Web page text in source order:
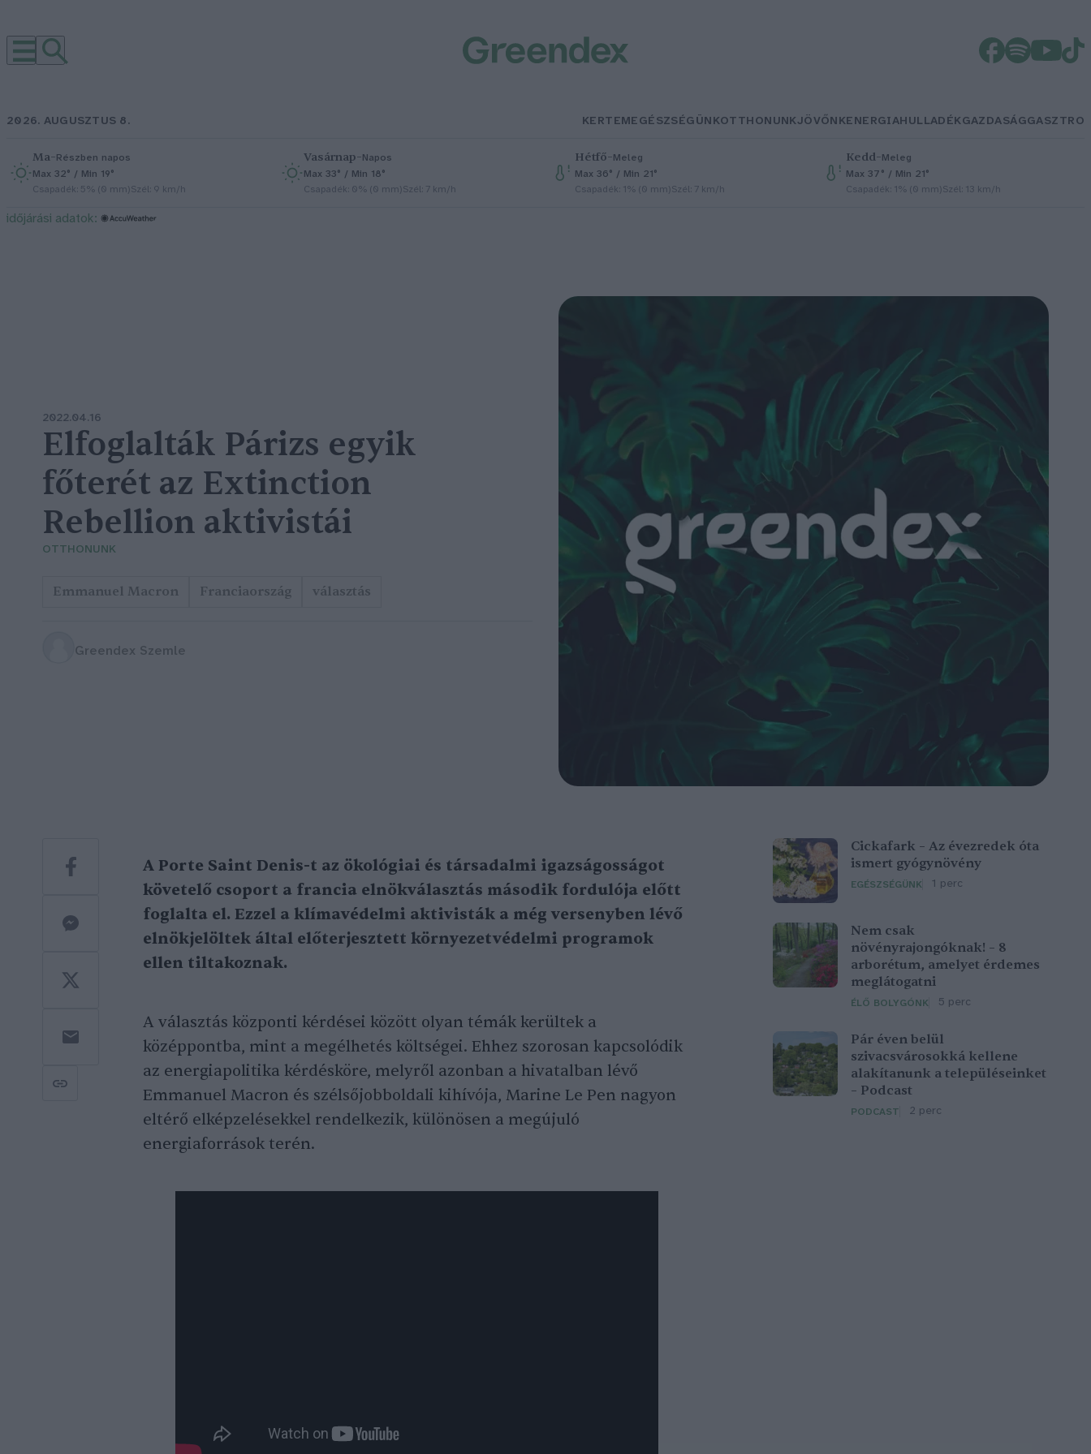
2026. AUGUSZTUS 8. KERTEMEGÉSZSÉGÜNKOTTHONUNKJÖVŐNKENERGIAHULLADÉKGAZDASÁGGASZTRO
Ma–Részben napos
Max 32° / Min 19°
Csapadék: 5% (0 mm)Szél: 9 km/h
Vasárnap–Napos
Max 33° / Min 18°
Csapadék: 0% (0 mm)Szél: 7 km/h
Hétfő–Meleg
Max 36° / Min 21°
Csapadék: 1% (0 mm)Szél: 7 km/h
Kedd–Meleg
Max 37° / Min 21°
Csapadék: 1% (0 mm)Szél: 13 km/h
időjárási adatok:
2022.04.16
Elfoglalták Párizs egyik
főterét az Extinction
Rebellion aktivistái
OTTHONUNK
Emmanuel Macron Franciaország választás
Greendex Szemle
A Porte Saint Denis-t az ökológiai és társadalmi igazságosságot
követelő csoport a francia elnökválasztás második fordulója előtt
foglalta el. Ezzel a klímavédelmi aktivisták a még versenyben lévő
elnökjelöltek által előterjesztett környezetvédelmi programok
ellen tiltakoznak.
A választás központi kérdései között olyan témák kerültek a
középpontba, mint a megélhetés költségei. Ehhez szorosan kapcsolódik
az energiapolitika kérdésköre, melyről azonban a hivatalban lévő
Emmanuel Macron és szélsőjobboldali kihívója, Marine Le Pen nagyon
eltérő elképzelésekkel rendelkezik, különösen a megújuló
energiaforrások terén.
Cickafark – Az évezredek óta
ismert gyógynövény
EGÉSZSÉGÜNK 1 perc
Nem csak
növényrajongóknak! – 8
arborétum, amelyet érdemes
meglátogatni
ÉLŐ BOLYGÓNK 5 perc
Pár éven belül
szivacsvárosokká kellene
alakítanunk a településeinket
– Podcast
PODCAST 2 perc